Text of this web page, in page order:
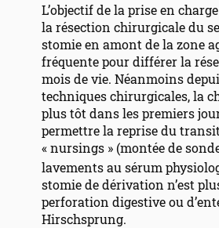
L’objectif de la prise en
la résection chirurgicale du
stomie en amont de la zone
fréquente pour différer la
mois de vie. Néanmoins
techniques chirurgicales, la
plus tôt dans les premiers
permettre la reprise du
« nursings » (montée de
lavements au sérum
stomie de dérivation n’est
perforation digestive ou
Hirschsprung.